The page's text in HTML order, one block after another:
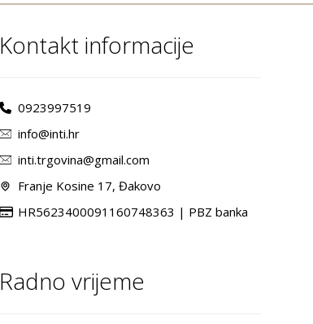
Kontakt informacije
0923997519
info@inti.hr
inti.trgovina@gmail.com
Franje Kosine 17, Đakovo
HR5623400091160748363 | PBZ banka
Radno vrijeme